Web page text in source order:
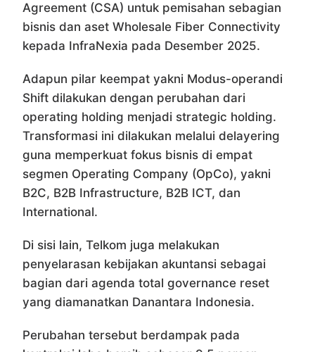
Agreement (CSA) untuk pemisahan sebagian
bisnis dan aset Wholesale Fiber Connectivity
kepada InfraNexia pada Desember 2025.
Adapun pilar keempat yakni Modus-operandi
Shift dilakukan dengan perubahan dari
operating holding menjadi strategic holding.
Transformasi ini dilakukan melalui delayering
guna memperkuat fokus bisnis di empat
segmen Operating Company (OpCo), yakni
B2C, B2B Infrastructure, B2B ICT, dan
International.
Di sisi lain, Telkom juga melakukan
penyelarasan kebijakan akuntansi sebagai
bagian dari agenda total governance reset
yang diamanatkan Danantara Indonesia.
Perubahan tersebut berdampak pada